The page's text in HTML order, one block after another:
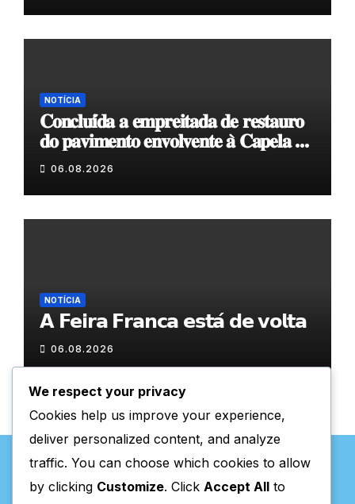
NOTÍCIA
𝐂𝐨𝐧𝐜𝐥𝐮𝐢́𝐝𝐚 𝐚 𝐞𝐦𝐩𝐫𝐞𝐢𝐭𝐚𝐝𝐚 𝐝𝐞 𝐫𝐞𝐬𝐭𝐚𝐮𝐫𝐨
𝐝𝐨 𝐩𝐚𝐯𝐢𝐦𝐞𝐧𝐭𝐨 𝐞𝐧𝐯𝐨𝐥𝐯𝐞𝐧𝐭𝐞 𝐚̀ 𝐂𝐚𝐩𝐞𝐥𝐚 𝐝𝐞
𝐂𝐨𝐯𝐚𝐬
06.08.2026
NOTÍCIA
𝗔 𝗙𝗲𝗶𝗿𝗮 𝗙𝗿𝗮𝗻𝗰𝗮 𝗲𝘀𝘁𝗮́ 𝗱𝗲 𝘃𝗼𝗹𝘁𝗮
06.08.2026
We respect your privacy
Cookies help us improve your experience,
deliver personalized content, and analyze
traffic. You can choose which cookies to allow
by clicking Customize. Click Accept All to